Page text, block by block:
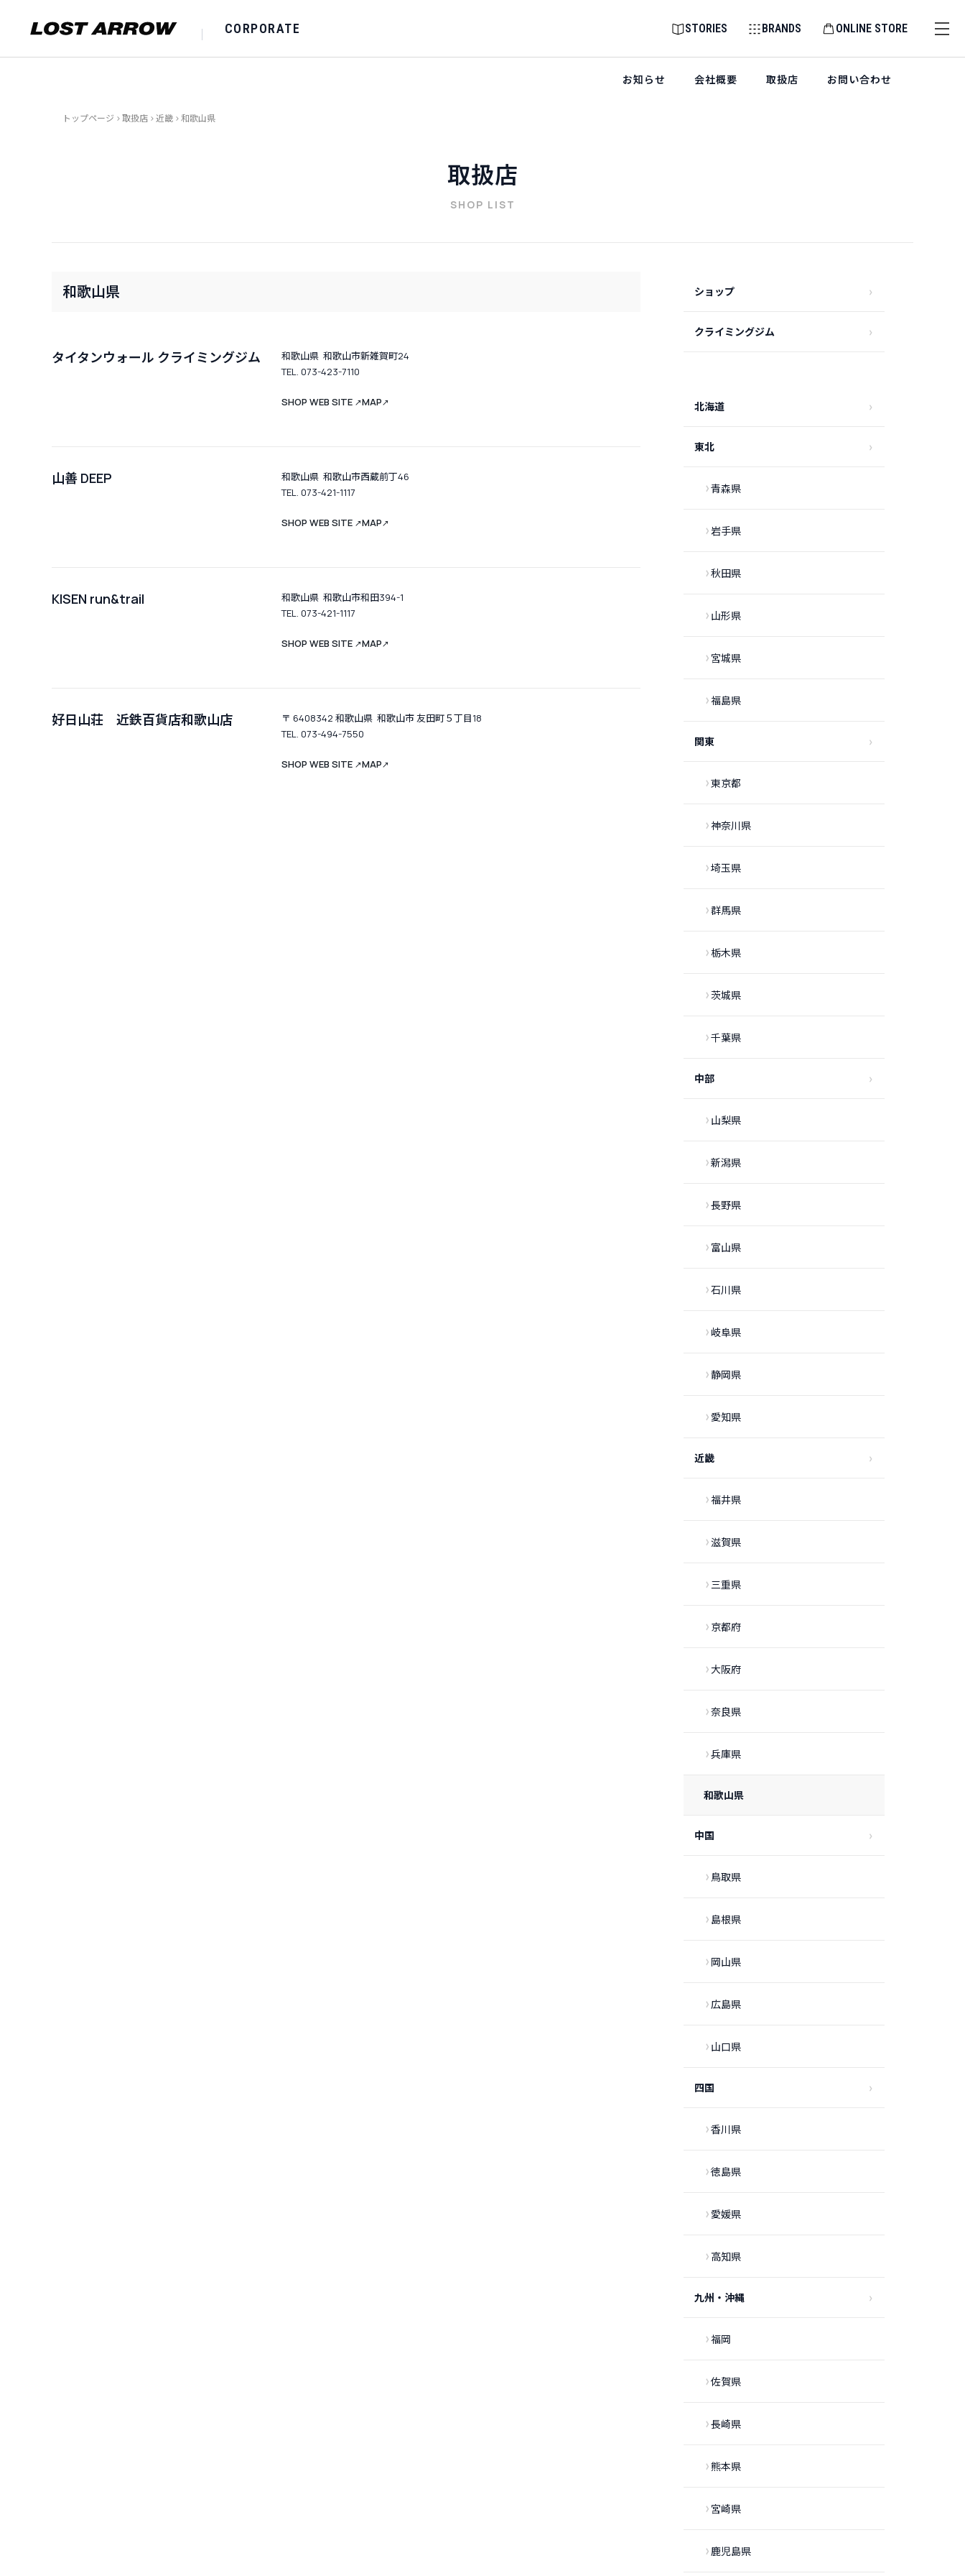
CORPORATE STORIES BRANDS ONLINE STORE
お知らせ 会社概要 取扱店 お問い合わせ
トップページ >取扱店 >近畿 >和歌山県
取扱店
SHOP LIST
和歌山県
タイタンウォール クライミングジム
和歌山県 和歌山市新雑賀町24
TEL. 073-423-7110
SHOP WEB SITE ↗MAP↗
山善 DEEP
和歌山県 和歌山市西蔵前丁46
TEL. 073-421-1117
SHOP WEB SITE ↗MAP↗
KISEN run&trail
和歌山県 和歌山市和田394-1
TEL. 073-421-1117
SHOP WEB SITE ↗MAP↗
好日山荘 近鉄百貨店和歌山店
〒 6408342 和歌山県 和歌山市 友田町５丁目18
TEL. 073-494-7550
SHOP WEB SITE ↗MAP↗
ショップ
クライミングジム
北海道
東北
青森県
岩手県
秋田県
山形県
宮城県
福島県
関東
東京都
神奈川県
埼玉県
群馬県
栃木県
茨城県
千葉県
中部
山梨県
新潟県
長野県
富山県
石川県
岐阜県
静岡県
愛知県
近畿
福井県
滋賀県
三重県
京都府
大阪府
奈良県
兵庫県
和歌山県
中国
鳥取県
島根県
岡山県
広島県
山口県
四国
香川県
徳島県
愛媛県
高知県
九州・沖縄
福岡
佐賀県
長崎県
熊本県
宮崎県
鹿児島県